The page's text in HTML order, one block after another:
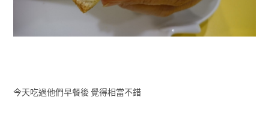
今天吃過他們早餐後 覺得相當不錯